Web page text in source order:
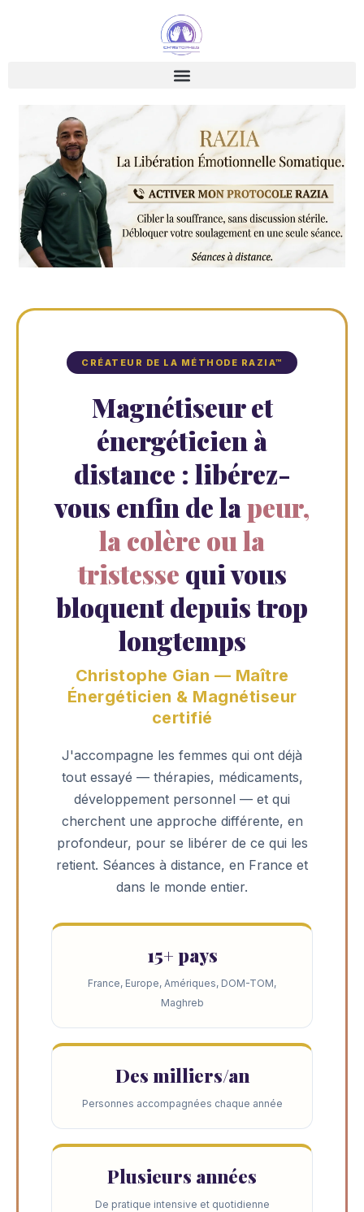
CRÉATEUR DE LA MÉTHODE RAZIA™
Magnétiseur et
énergéticien à
distance : libérez-
vous enfin de lapeur,
la colère ou la
tristesse qui vous
bloquent depuis trop
longtemps
Christophe Gian — Maître
Énergéticien & Magnétiseur
certifié
J'accompagne les femmes qui ont déjà
tout essayé — thérapies, médicaments,
développement personnel — et qui
cherchent une approche différente, en
profondeur, pour se libérer de ce qui les
retient. Séances à distance, en France et
dans le monde entier.
15+ pays
France, Europe, Amériques, DOM-TOM,
Maghreb
Des milliers/an
Personnes accompagnées chaque année
Plusieurs années
De pratique intensive et quotidienne